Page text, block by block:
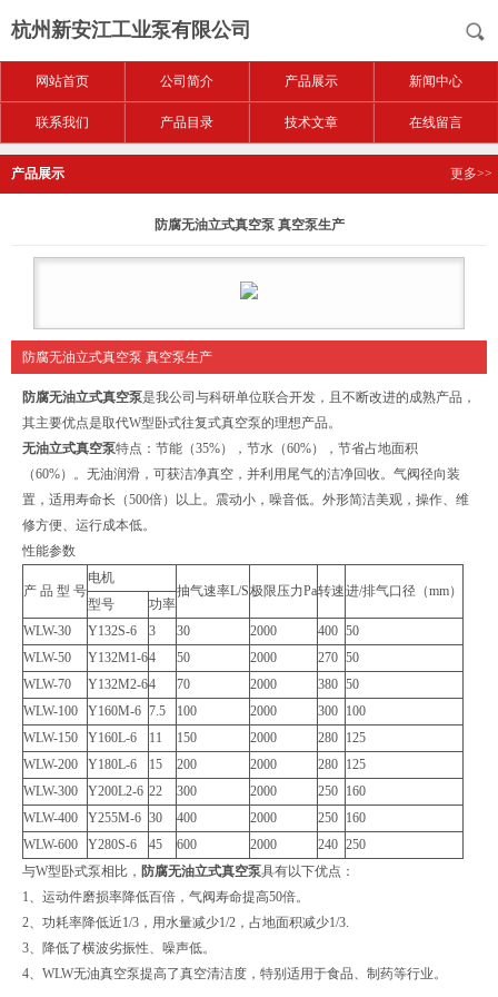
杭州新安江工业泵有限公司
网站首页 公司简介 产品展示 新闻中心
联系我们 产品目录 技术文章 在线留言
产品展示 更多>>
防腐无油立式真空泵 真空泵生产
防腐无油立式真空泵 真空泵生产
防腐无油立式真空泵是我公司与科研单位联合开发，且不断改进的成熟产品，
其主要优点是取代W型卧式往复式真空泵的理想产品。
无油立式真空泵特点：节能（35%），节水（60%），节省占地面积
（60%）。无油润滑，可获洁净真空，并利用尾气的洁净回收。气阀径向装
置，适用寿命长（500倍）以上。震动小，噪音低。外形简洁美观，操作、维
修方便、运行成本低。
性能参数
产 品 型 号
电机
抽气速率L/S极限压力Pa转速进/排气口径（mm）
型号
功率
WLW-30
Y132S-6 3 30 2000 400 50
WLW-50
Y132M1-64 50 2000 270 50
WLW-70
Y132M2-64 70 2000 380 50
WLW-100
Y160M-6 7.5 100 2000 300 100
WLW-150
Y160L-6 11 150 2000 280 125
WLW-200
Y180L-6 15 200 2000 280 125
WLW-300
Y200L2-6 22 300 2000 250 160
WLW-400
Y255M-6 30 400 2000 250 160
WLW-600
Y280S-6 45 600 2000 240 250
与W型卧式泵相比， 防腐无油立式真空泵具有以下优点：
1、运动件磨损率降低百倍，气阀寿命提高50倍。
2、功耗率降低近1/3，用水量减少1/2，占地面积减少1/3.
3、降低了横波劣振性、噪声低。
4、WLW无油真空泵提高了真空清洁度，特别适用于食品、制药等行业。